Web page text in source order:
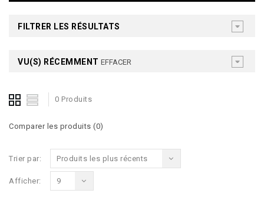
FILTRER LES RÉSULTATS
VU(S) RÉCEMMENT EFFACER
0 Produits
Comparer les produits (0)
Trier par: Produits les plus récents
Afficher: 9